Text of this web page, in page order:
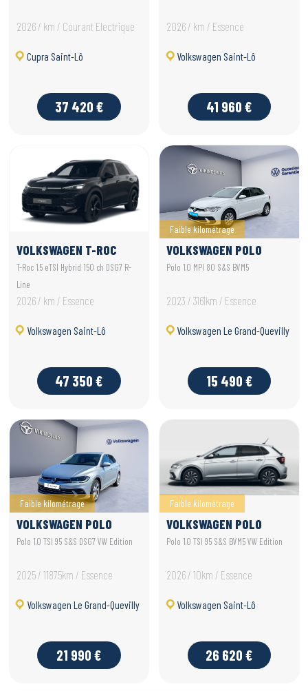
2026 / km / Courant Electrique
Cupra Saint-Lô
37 420 €
2026 / km / Essence
Volkswagen Saint-Lô
41 960 €
VOLKSWAGEN T-ROC
T-Roc 1.5 eTSI Hybrid 150 ch DSG7 R-
Line
2026 / km / Essence
Volkswagen Saint-Lô
47 350 €
Faible kilométrage
VOLKSWAGEN POLO
Polo 1.0 MPI 80 S&S BVM5
2023 / 3161km / Essence
Volkswagen Le Grand-Quevilly
15 490 €
Faible kilométrage
VOLKSWAGEN POLO
Polo 1.0 TSI 95 S&S DSG7 VW Edition
2025 / 11875km / Essence
Volkswagen Le Grand-Quevilly
21 990 €
Faible kilométrage
VOLKSWAGEN POLO
Polo 1.0 TSI 95 S&S BVM5 VW Edition
2026 / 10km / Essence
Volkswagen Saint-Lô
26 620 €